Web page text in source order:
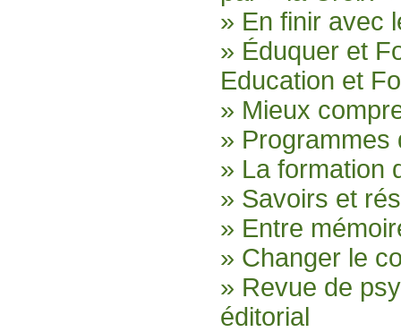
» En finir avec
» Éduquer et
Education et
» Mieux
» Programmes
» La formation
» Savoirs et
» Entre
» Changer le
» Revue de
éditorial